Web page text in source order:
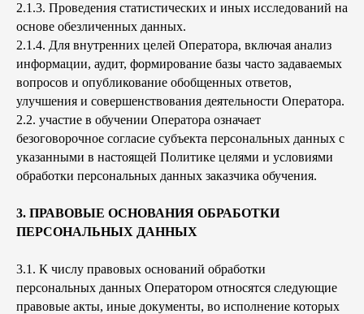
2.1.3. Проведения статистических и иных исследований на
основе обезличенных данных.
2.1.4. Для внутренних целей Оператора, включая анализ
информации, аудит, формирование базы часто задаваемых
вопросов и опубликование обобщенных ответов,
улучшения и совершенствования деятельности Оператора.
2.2. участие в обучении Оператора означает
безоговорочное согласие субъекта персональных данных с
указанными в настоящей Политике целями и условиями
обработки персональных данных заказчика обучения.
3. ПРАВОВЫЕ ОСНОВАНИЯ ОБРАБОТКИ
ПЕРСОНАЛЬНЫХ ДАННЫХ
3.1. К числу правовых оснований обработки
персональных данных Оператором относятся следующие
правовые акты, иные документы, во исполнение которых